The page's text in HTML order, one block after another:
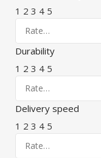
1 2 3 4 5
Durability
1 2 3 4 5
Delivery speed
1 2 3 4 5